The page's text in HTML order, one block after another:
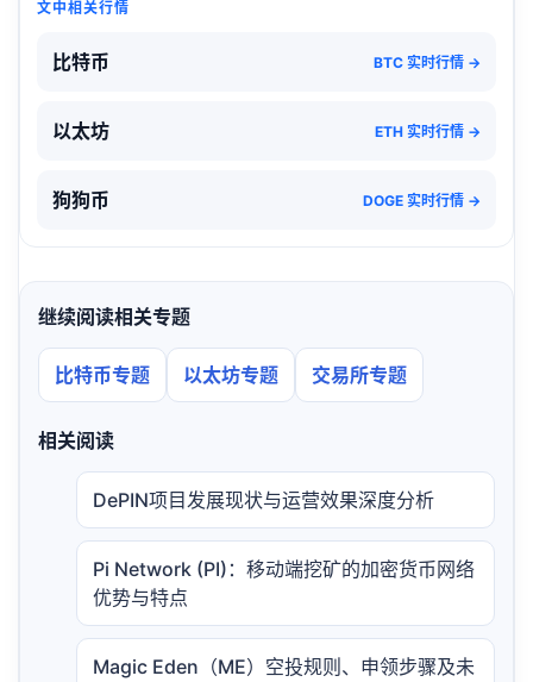
文中相关行情
比特币 BTC 实时行情 →
以太坊 ETH 实时行情 →
狗狗币 DOGE 实时行情 →
继续阅读相关专题
比特币专题 以太坊专题 交易所专题
相关阅读
DePIN项目发展现状与运营效果深度分析
Pi Network (PI)：移动端挖矿的加密货币网络
优势与特点
Magic Eden（ME）空投规则、申领步骤及未